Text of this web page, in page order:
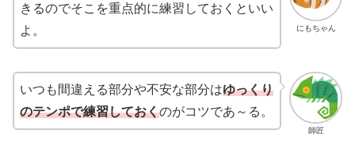
にもちゃん
きるのでそこを重点的に練習しておくといい
よ。
師匠
いつも間違える部分や不安な部分はゆっくり
のテンポで練習しておくのがコツであ～る。